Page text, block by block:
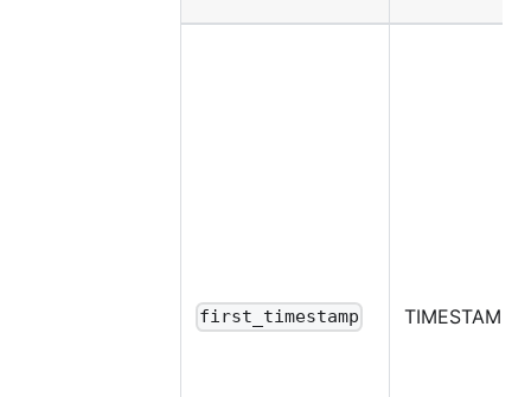
first_timestamp TIMESTAMP